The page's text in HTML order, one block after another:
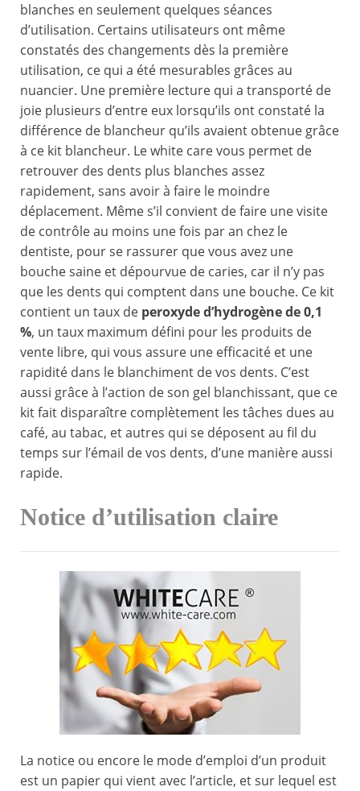
blanches en seulement quelques séances
d’utilisation. Certains utilisateurs ont même
constatés des changements dès la première
utilisation, ce qui a été mesurables grâces au
nuancier. Une première lecture qui a transporté de
joie plusieurs d’entre eux lorsqu’ils ont constaté la
différence de blancheur qu’ils avaient obtenue grâce
à ce kit blancheur. Le white care vous permet de
retrouver des dents plus blanches assez
rapidement, sans avoir à faire le moindre
déplacement. Même s’il convient de faire une visite
de contrôle au moins une fois par an chez le
dentiste, pour se rassurer que vous avez une
bouche saine et dépourvue de caries, car il n’y pas
que les dents qui comptent dans une bouche. Ce kit
contient un taux de peroxyde d’hydrogène de 0,1
%, un taux maximum défini pour les produits de
vente libre, qui vous assure une efficacité et une
rapidité dans le blanchiment de vos dents. C’est
aussi grâce à l’action de son gel blanchissant, que ce
kit fait disparaître complètement les tâches dues au
café, au tabac, et autres qui se déposent au fil du
temps sur l’émail de vos dents, d’une manière aussi
rapide.
Notice d’utilisation claire
La notice ou encore le mode d’emploi d’un produit
est un papier qui vient avec l’article, et sur lequel est